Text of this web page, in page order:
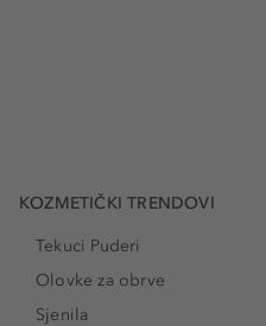
KOZMETIČKI TRENDOVI
Tekuci Puderi
Olovke za obrve
Sjenila